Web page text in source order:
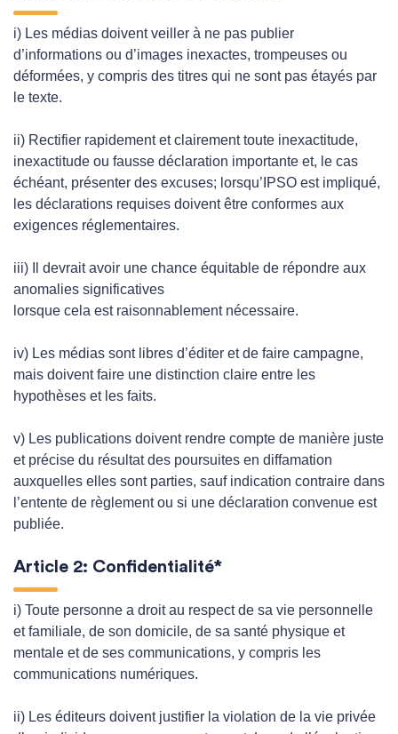
i) Les médias doivent veiller à ne pas publier
d’informations ou d’images inexactes, trompeuses ou
déformées, y compris des titres qui ne sont pas étayés par
le texte.
ii) Rectifier rapidement et clairement toute inexactitude,
inexactitude ou fausse déclaration importante et, le cas
échéant, présenter des excuses; lorsqu’IPSO est impliqué,
les déclarations requises doivent être conformes aux
exigences réglementaires.
iii) Il devrait avoir une chance équitable de répondre aux
anomalies significatives
lorsque cela est raisonnablement nécessaire.
iv) Les médias sont libres d’éditer et de faire campagne,
mais doivent faire une distinction claire entre les
hypothèses et les faits.
v) Les publications doivent rendre compte de manière juste
et précise du résultat des poursuites en diffamation
auxquelles elles sont parties, sauf indication contraire dans
l’entente de règlement ou si une déclaration convenue est
publiée.
Article 2: Confidentialité*
i) Toute personne a droit au respect de sa vie personnelle
et familiale, de son domicile, de sa santé physique et
mentale et de ses communications, y compris les
communications numériques.
ii) Les éditeurs doivent justifier la violation de la vie privée